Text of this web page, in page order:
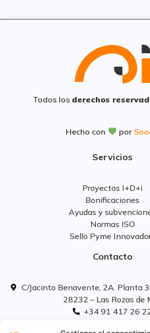
Todos los derechos
Hecho con por
Servicios
Proyectos I+D+i
Bonificaciones
Ayudas y
Normas ISO
Sello Pyme
Contacto
C/Jacinto Benavente, 2A. Planta
28232 – Las Rozas de
+34 91 417 26